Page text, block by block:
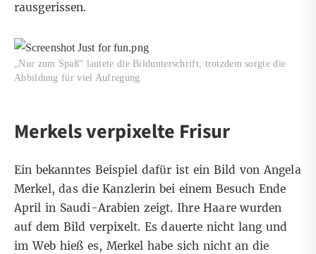
rausgerissen.
„Nur zum Spaß“ lautete die Bildunterschrift, trotzdem sorgte die
Abbildung für viel Aufregung
Merkels verpixelte Frisur
Ein bekanntes Beispiel dafür ist ein Bild von Angela
Merkel, das die Kanzlerin bei einem Besuch Ende
April in Saudi-Arabien zeigt. Ihre Haare wurden
auf dem Bild verpixelt. Es dauerte nicht lang und
im Web hieß es, Merkel habe sich nicht an die